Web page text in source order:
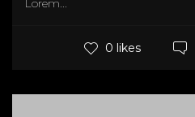
Lorem...
0 likes